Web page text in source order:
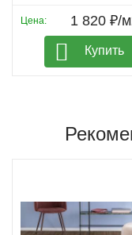
Цена: 1 820 ₽/
Купить